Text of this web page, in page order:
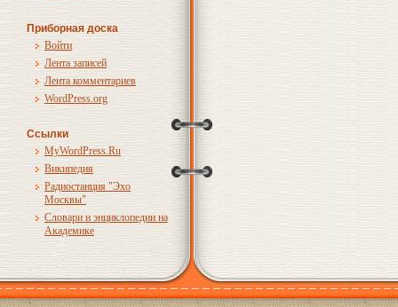
Приборная доска
Войти
Лента записей
Лента комментариев
WordPress.org
Ссылки
MyWordPress.Ru
Википедия
Радиостанция "Эхо
Москвы"
Словари и энциклопедии на
Академике